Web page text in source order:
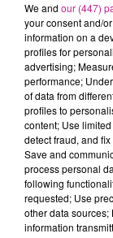
de 2 à 4
de 79
📅 : Jusqu'au 29
📍 Lieu : Bains
et Marie Curie,
👨‍👩‍👧‍👦 À
Réservations en
Nouvelle
We and our (447)
your consent and/
information on a
profiles for
advertising;
performance;
of data from
profiles to
content; Use
detect fraud, and
Save and
process personal
following
requested; Use
other data sources;
information